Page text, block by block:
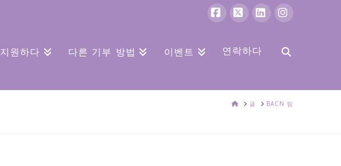
이
북
스
크
인
스
그
램
지원하다 다른 기부 방법 이벤트 연락하다
집 글 BACN 팀